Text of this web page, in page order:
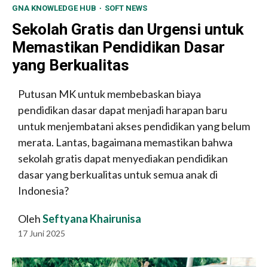
GNA KNOWLEDGE HUB SOFT NEWS
Sekolah Gratis dan Urgensi untuk
Memastikan Pendidikan Dasar
yang Berkualitas
Putusan MK untuk membebaskan biaya
pendidikan dasar dapat menjadi harapan baru
untuk menjembatani akses pendidikan yang belum
merata. Lantas, bagaimana memastikan bahwa
sekolah gratis dapat menyediakan pendidikan
dasar yang berkualitas untuk semua anak di
Indonesia?
OlehSeftyana Khairunisa
17 Juni 2025